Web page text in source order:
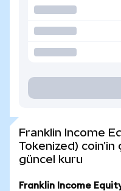
Franklin Income
Tokenized)
güncel kuru
Franklin Income